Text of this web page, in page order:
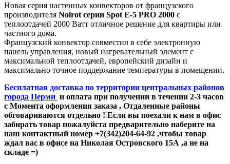
Новая серия настенных конвекторов от французского
производителя Noirot серии Spot E-5 PRO 2000 с
теплоотдачей 2000 Ватт отличное решение для квартиры или
частного дома.
Французский конвектор совместил в себе электронную
панель управления, новый нагревательный элемент с
максимальной теплоотдачей, европейский дизайн и
максимально точное поддержание температуры в помещении.
Бесплатная доставка по территории центральных районов
города Перми и оплата при получении в течении 2-3 часов
с Момента оформления заказа , Отдаленные районы
обговариваются отдельно ! Если вы поехали к нам в офис
забирать товар пожалуйста предварительно наберите на
наш контактный номер +7(342)204-64-92 ,чтобы товар
ждал вас в офисе на Николая Островского 15А ,а не на
складе =)